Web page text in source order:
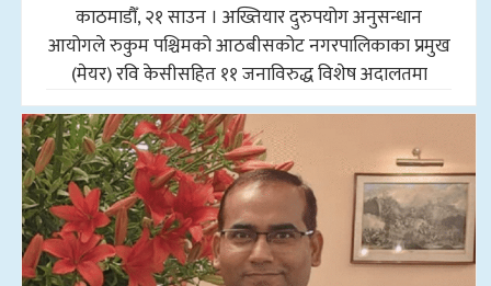
काठमाडौँ, २१ साउन । अख्तियार दुरुपयोग अनुसन्धान
आयोगले रुकुम पश्चिमको आठबीसकोट नगरपालिकाका प्रमुख
(मेयर) रवि केसीसहित ११ जनाविरुद्ध विशेष अदालतमा